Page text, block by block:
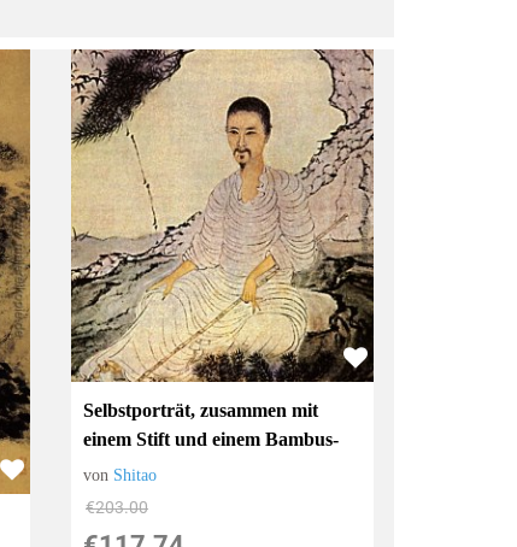
Selbstporträt, zusammen mit
einem Stift und einem Bambus-
von Shitao
€203.00